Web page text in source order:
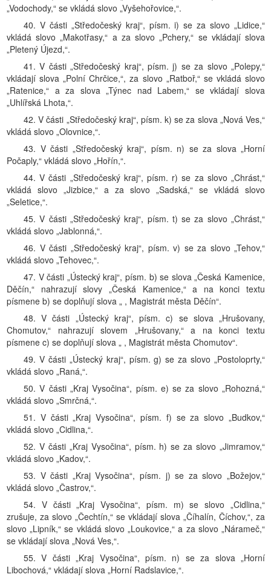
„Vodochody,“ se vkládá slovo „Vyšehořovice,“.
40. V části „Středočeský kraj“, písm. i) se za slovo „Lidice,“
vkládá slovo „Makotřasy,“ a za slovo „Pchery,“ se vkládají slova
„Pletený Újezd,“.
41. V části „Středočeský kraj“, písm. j) se za slovo „Polepy,“
vkládají slova „Polní Chrčice,“, za slovo „Ratboř,“ se vkládá slovo
„Ratenice,“ a za slova „Týnec nad Labem,“ se vkládají slova
„Uhlířská Lhota,“.
42. V části „Středočeský kraj“, písm. k) se za slova „Nová Ves,“
vkládá slovo „Olovnice,“.
43. V části „Středočeský kraj“, písm. n) se za slova „Horní
Počaply,“ vkládá slovo „Hořín,“.
44. V části „Středočeský kraj“, písm. r) se za slovo „Chrást,“
vkládá slovo „Jizbice,“ a za slovo „Sadská,“ se vkládá slovo
„Seletice,“.
45. V části „Středočeský kraj“, písm. t) se za slovo „Chrást,“
vkládá slovo „Jablonná,“.
46. V části „Středočeský kraj“, písm. v) se za slovo „Tehov,“
vkládá slovo „Tehovec,“.
47. V části „Ústecký kraj“, písm. b) se slova „Česká Kamenice,
Děčín,“ nahrazují slovy „Česká Kamenice,“ a na konci textu
písmene b) se doplňují slova „ , Magistrát města Děčín“.
48. V části „Ústecký kraj“, písm. c) se slova „Hrušovany,
Chomutov,“ nahrazují slovem „Hrušovany,“ a na konci textu
písmene c) se doplňují slova „ , Magistrát města Chomutov“.
49. V části „Ústecký kraj“, písm. g) se za slovo „Postoloprty,“
vkládá slovo „Raná,“.
50. V části „Kraj Vysočina“, písm. e) se za slovo „Rohozná,“
vkládá slovo „Smrčná,“.
51. V části „Kraj Vysočina“, písm. f) se za slovo „Budkov,“
vkládá slovo „Cidlina,“.
52. V části „Kraj Vysočina“, písm. h) se za slovo „Jimramov,“
vkládá slovo „Kadov,“.
53. V části „Kraj Vysočina“, písm. j) se za slovo „Božejov,“
vkládá slovo „Častrov,“.
54. V části „Kraj Vysočina“, písm. m) se slovo „Cidlina,“
zrušuje, za slovo „Čechtín,“ se vkládají slova „Číhalín, Číchov,“, za
slovo „Lipník,“ se vkládá slovo „Loukovice,“ a za slovo „Nárameč,“
se vkládají slova „Nová Ves,“.
55. V části „Kraj Vysočina“, písm. n) se za slova „Horní
Libochová,“ vkládají slova „Horní Radslavice,“.